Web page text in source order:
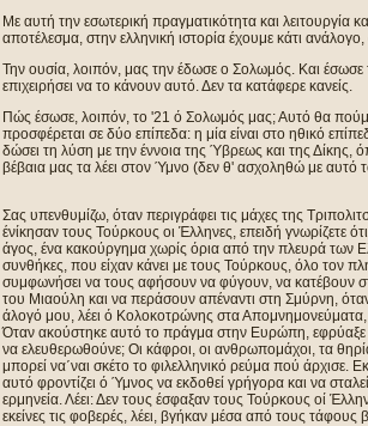
Με αυτή την εσωτερική πραγματικότητα και
αποτέλεσμα, στην ελληνική ιστορία έχουμε κάτι
Την ουσία, λοιπόν, μας την έδωσε ο Σολωμός. Και έσωσε
επιχειρήσει να το κάνουν αυτό. Δεν τα κατάφερε κανείς.
Πώς έσωσε, λοιπόν, το '21 ό Σολωμός μας; Αυτό θα
προσφέρεται σε δύο επίπεδα: η μία είναι στο ηθικό
δώσει τη λύση με την έννοια της Ύβρεως και της Δίκης,
βέβαια μας τα λέει στον Ύμνο (δεν θ' ασχοληθώ με
Σας υπενθυμίζω, όταν περιγράφει τις μάχες της
ένίκησαν τους Τούρκους oι Έλληνες, επειδή γνωρίζετε
άγος, ένα κακούργημα χωρίς όρια από την πλευρά των
συνθήκες, που είχαν κάνει με τους Τούρκους, όλο τον
συμφωνήσει να τους αφήσουν να φύγουν, να κατέβουν
του Μιαούλη και να περάσουν απέναντι στη Σμύρνη,
άλογό μου, λέει ό Κολοκοτρώνης στα
Όταν ακούστηκε αυτό το πράγμα στην Ευρώπη,
να ελευθερωθούνε; Οι κάφροι, οι ανθρωπομάχοι, τα
μπορεί να΄ναι σκέτο το φιλελληνικό ρεύμα πού άρχισε.
αυτό φροντίζει ό Ύμνος να εκδοθεί γρήγορα και να
ερμηνεία. Λέει: Δεν τους έσφαξαν τους Τούρκους οί
εκείνες τις φοβερές, λέει, βγήκαν μέσα από τους τάφους